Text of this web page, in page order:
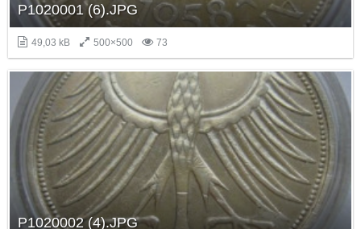
P1020001 (6).JPG
49,03 kB 500×500 73
P1020002 (4).JPG